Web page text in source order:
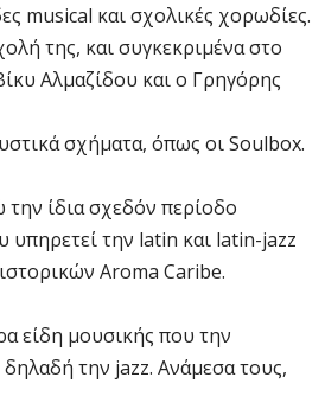
musical και σχολικές χορωδίες.
της, και συγκεκριμένα στο
Αλμαζίδου και ο Γρηγόρης
σχήματα, όπως οι Soulbox.
ίδια σχεδόν περίοδο
υπηρετεί την latin και latin-jazz
Aroma Caribe.
είδη μουσικής που την
την jazz. Ανάμεσα τους,